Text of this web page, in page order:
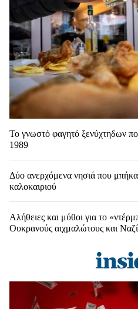
Το γνωστό φαγητό ξενύχτηδων
1989
Δύο ανερχόμενα νησιά που
καλοκαιριού
Αλήθειες και μύθοι για το
Ουκρανούς αιχμαλώτους και Ναζί